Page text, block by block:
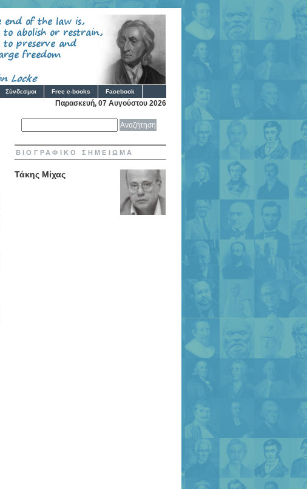
Σύνδεσμοι Free e-books Facebook
Παρασκευή, 07 Αυγούστου 2026
ΒΙΟΓΡΑΦΙΚΟ ΣΗΜΕΙΩΜΑ
Τάκης Μίχας